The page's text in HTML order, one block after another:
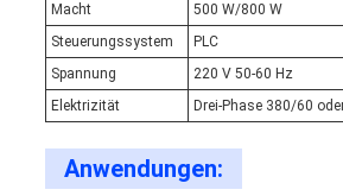
Macht
500 W/800 W
Steuerungssystem
PLC
Spannung
220 V 50-60 Hz
Elektrizität
Drei-Phase 380/60
Anwendungen: